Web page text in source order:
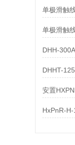
单极滑触
单极滑触
安置